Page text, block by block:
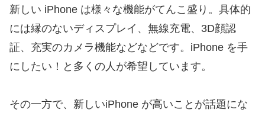
新しい iPhone は様々な機能がてんこ盛り。具体的
には縁のないディスプレイ、無線充電、3D顔認
証、充実のカメラ機能などなどです。iPhone を手
にしたい！と多くの人が希望しています。
その一方で、新しいiPhone が高いことが話題にな